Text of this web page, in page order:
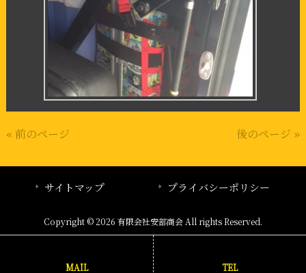
« 前のページ 後のページ »
サイトマップ プライバシーポリシー
Copyright © 2026 有限会社安部商会 All rights Reserved.
MAIL TEL